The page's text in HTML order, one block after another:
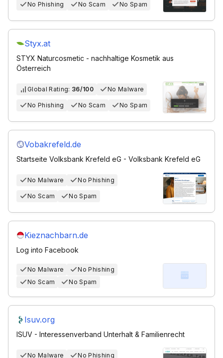
No Phishing No Scam No Spam
Styx.at
STYX Naturcosmetic - nachhaltige Kosmetik aus
Österreich
Global Rating: 36/100 No Malware
No Phishing No Scam No Spam
Vobakrefeld.de
Startseite Volksbank Krefeld eG - Volksbank Krefeld eG
No Malware No Phishing
No Scam No Spam
Kieznachbarn.de
Log into Facebook
No Malware
No Phishing
No Scam
No Spam
Isuv.org
ISUV - Interessenverband Unterhalt & Familienrecht
No Malware No Phishing